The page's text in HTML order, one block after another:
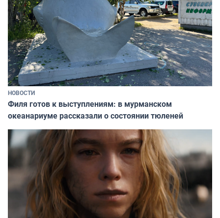
НОВОСТИ
Филя готов к выступлениям: в мурманском
океанариуме рассказали о состоянии тюленей